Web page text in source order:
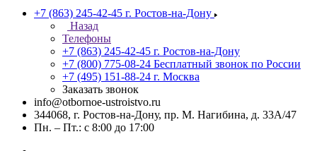
+7 (863) 245-42-45 г. Ростов-на-Дону
Назад
Телефоны
+7 (863) 245-42-45 г. Ростов-на-Дону
+7 (800) 775-08-24 Бесплатный звонок по России
+7 (495) 151-88-24 г. Москва
Заказать звонок
info@otbornoe-ustroistvo.ru
344068, г. Ростов-на-Дону, пр. М. Нагибина, д. 33А/47
Пн. – Пт.: с 8:00 до 17:00